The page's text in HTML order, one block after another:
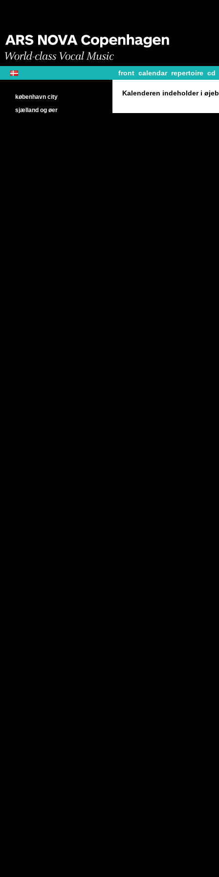
front calendar repertoire cd
Kalenderen indeholder i
københavn city
sjælland og øer